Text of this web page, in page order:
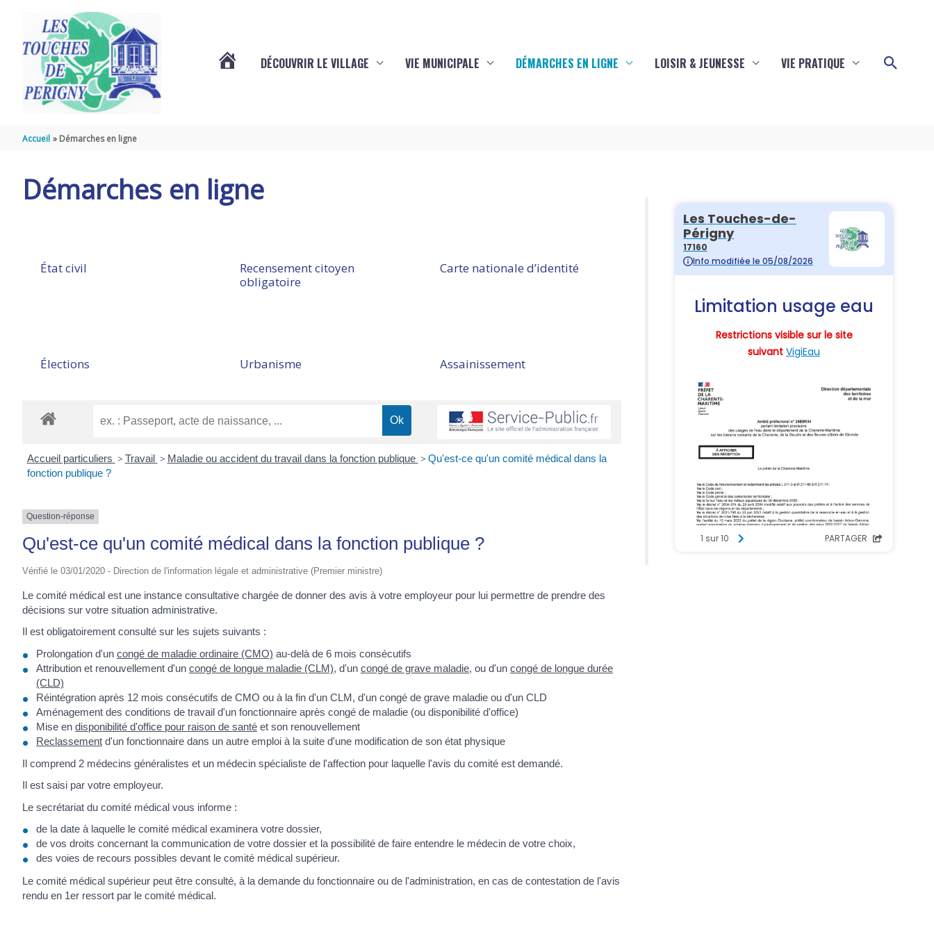
DÉCOUVRIR LE VILLAGE VIE MUNICIPALE DÉMARCHES EN LIGNE LOISIR & JEUNESSE VIE PRATIQUE
Accueil Démarches en ligne
Démarches en ligne
État civil
Recensement citoyen
obligatoire
Carte nationale d’identité
Élections Urbanisme Assainissement
Accueil particuliers > Travail > Maladie ou accident du travail dans la fonction publique > Qu'est-ce qu'un comité médical dans la
fonction publique ?
Question-réponse
Qu'est-ce qu'un comité médical dans la fonction publique ?
Vérifié le 03/01/2020 - Direction de l'information légale et administrative (Premier ministre)
Le comité médical est une instance consultative chargée de donner des avis à votre employeur pour lui permettre de prendre des
décisions sur votre situation administrative.
Il est obligatoirement consulté sur les sujets suivants :
Prolongation d'un congé de maladie ordinaire (CMO) au-delà de 6 mois consécutifs
Attribution et renouvellement d'un congé de longue maladie (CLM), d'un congé de grave maladie, ou d'un congé de longue durée
(CLD)
Réintégration après 12 mois consécutifs de CMO ou à la fin d'un CLM, d'un congé de grave maladie ou d'un CLD
Aménagement des conditions de travail d'un fonctionnaire après congé de maladie (ou disponibilité d'office)
Mise en disponibilité d'office pour raison de santé et son renouvellement
Reclassement d'un fonctionnaire dans un autre emploi à la suite d'une modification de son état physique
Il comprend 2 médecins généralistes et un médecin spécialiste de l'affection pour laquelle l'avis du comité est demandé.
Il est saisi par votre employeur.
Le secrétariat du comité médical vous informe :
de la date à laquelle le comité médical examinera votre dossier,
de vos droits concernant la communication de votre dossier et la possibilité de faire entendre le médecin de votre choix,
des voies de recours possibles devant le comité médical supérieur.
Le comité médical supérieur peut être consulté, à la demande du fonctionnaire ou de l'administration, en cas de contestation de l'avis
rendu en 1er ressort par le comité médical.